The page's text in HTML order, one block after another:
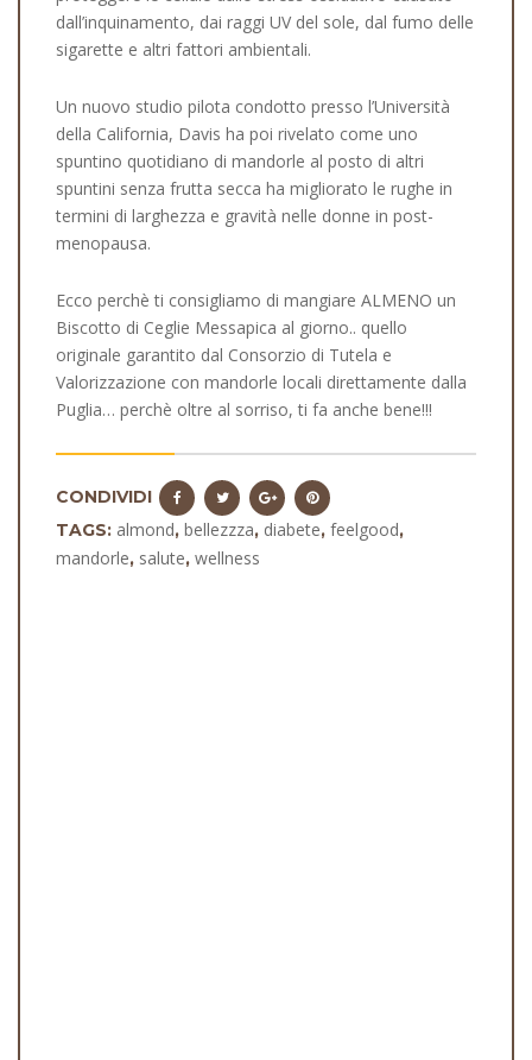
dall’inquinamento, dai raggi UV del sole, dal fumo delle
sigarette e altri fattori ambientali.
Un nuovo studio pilota condotto presso l’Università
della California, Davis ha poi rivelato come uno
spuntino quotidiano di mandorle al posto di altri
spuntini senza frutta secca ha migliorato le rughe in
termini di larghezza e gravità nelle donne in post-
menopausa.
Ecco perchè ti consigliamo di mangiare ALMENO un
Biscotto di Ceglie Messapica al giorno.. quello
originale garantito dal Consorzio di Tutela e
Valorizzazione con mandorle locali direttamente dalla
Puglia… perchè oltre al sorriso, ti fa anche bene!!!
CONDIVIDI
TAGS: almond, bellezzza, diabete, feelgood,
mandorle, salute, wellness